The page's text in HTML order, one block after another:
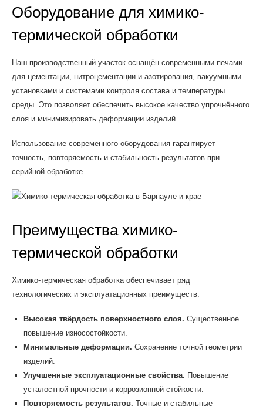
Оборудование для химико-
термической обработки
Наш производственный участок оснащён современными печами
для цементации, нитроцементации и азотирования, вакуумными
установками и системами контроля состава и температуры
среды. Это позволяет обеспечить высокое качество упрочнённого
слоя и минимизировать деформации изделий.
Использование современного оборудования гарантирует
точность, повторяемость и стабильность результатов при
серийной обработке.
Преимущества химико-
термической обработки
Химико-термическая обработка обеспечивает ряд
технологических и эксплуатационных преимуществ:
Высокая твёрдость поверхностного слоя. Существенное
повышение износостойкости.
Минимальные деформации. Сохранение точной геометрии
изделий.
Улучшенные эксплуатационные свойства. Повышение
усталостной прочности и коррозионной стойкости.
Повторяемость результатов. Точные и стабильные